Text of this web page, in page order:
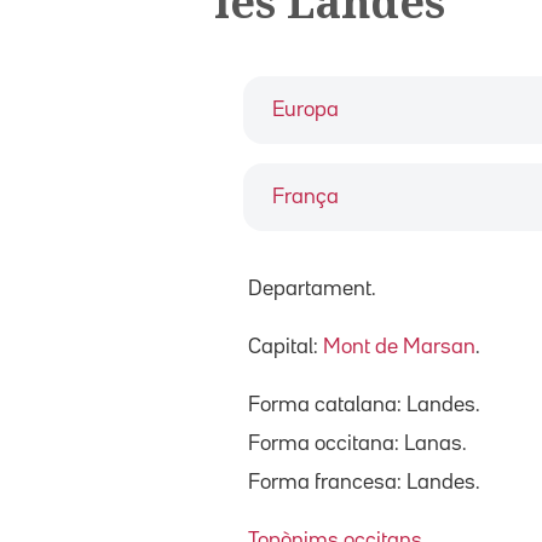
Europa
França
Departament.
Capital: Mont de Marsan.
Forma catalana: Landes.
Forma occitana: Lanas.
Forma francesa: Landes.